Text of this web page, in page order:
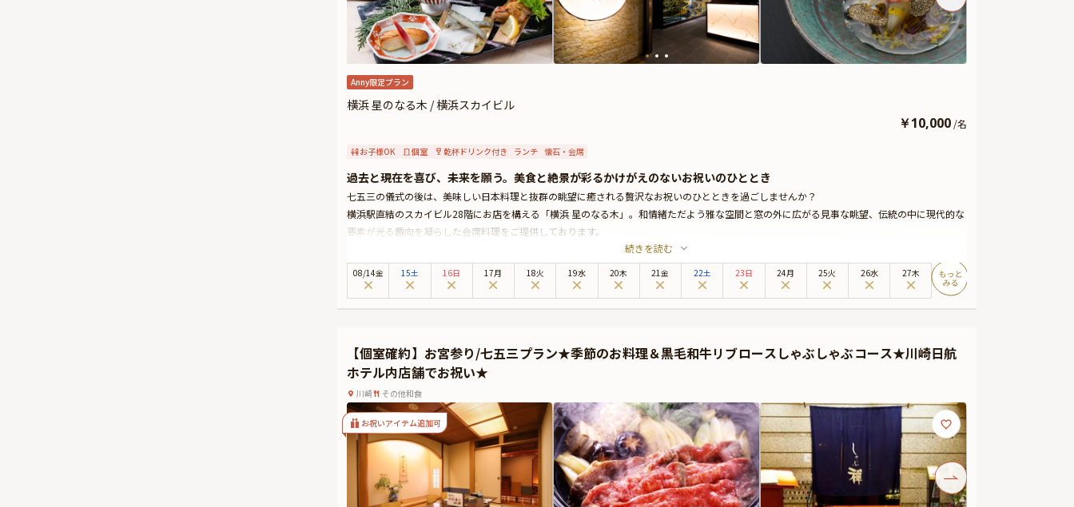
Anny限定プラン
横浜 星のなる木 / 横浜スカイビル
￥10,000 /名
お子様OK 個室 乾杯ドリンク付き ランチ 懐石・会席
過去と現在を喜び、未来を願う。美食と絶景が彩るかけがえのないお祝いのひととき
七五三の儀式の後は、美味しい日本料理と抜群の眺望に癒される贅沢なお祝いのひとときを過ごしませんか？
横浜駅直結のスカイビル28階にお店を構える「横浜 星のなる木」。和情緒ただよう雅な空間と窓の外に広がる見事な眺望、伝統の中に現代的な
要素が光る趣向を凝らした会席料理をご提供しております。
お子様向けのお祝い御膳と大人の方向けの会席料理をセットにした七五三専用の本プラン。主役のお子様には、エビフライやハンバーグ、唐揚
げなど、お子様に人気のメニューを集めた豪華な御膳をお楽しみいただきます。大人の方には、お祝いの席を華やかに彩る懐石料理をご用意い
たします。
なお、ご家族みなさまでゆったりとお過ごしいただけるよう、見晴らしの良い個室をご利用いただくことができるランチプランとなっておりま
とときをご堪能ください。
続きを読む
08/14金 15土 16日 17月 18火 19水 20木 21金 22土 23日 24月 25火 26水 27木
【個室確約】お宮参り/七五三プラン★季節のお料理＆黒毛和牛リブロースしゃぶしゃぶコース★川崎日航
ホテル内店舗でお祝い★
川崎 その他和食
お祝いアイテム追加可